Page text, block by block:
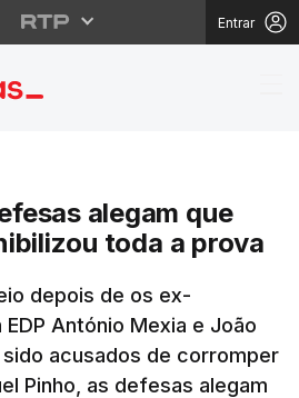
Entrar
Defesas
alegam que
toda a prova
depois de os ex-
António Mexia e João
acusados de corromper
Pinho, as defesas alegam